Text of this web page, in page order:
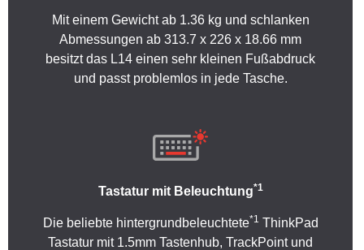
Mit einem Gewicht ab 1.36 kg und schlanken
Abmessungen ab 313.7 x 226 x 18.66 mm
besitzt das L14 einen sehr kleinen Fußabdruck
und passt problemlos in jede Tasche.
Tastatur mit Beleuchtung*1
Die beliebte hintergrundbeleuchtete*1 ThinkPad
Tastatur mit 1.5mm Tastenhub, TrackPoint und